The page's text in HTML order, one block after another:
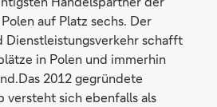
auf Platz sechs. Der
Dienstleistungsverkehr schafft
in Polen und immerhin
2012 gegründete
versteht sich ebenfalls als